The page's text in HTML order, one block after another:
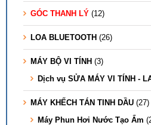
GÓC THANH LÝ (12)
LOA BLUETOOTH (26)
MÁY BỘ VI TÍNH (3)
Dịch vụ SỬA MÁY VI TÍNH -
MÁY KHẾCH TÁN TINH DẦU (27)
Máy Phun Hơi Nước Tạo Ẩm